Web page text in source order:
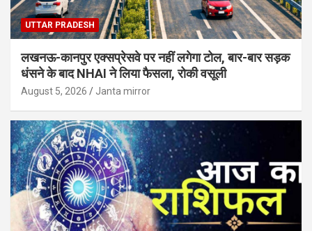
UTTAR PRADESH
लखनऊ-कानपुर एक्सप्रेसवे पर नहीं लगेगा टोल, बार-बार सड़क
धंसने के बाद NHAI ने लिया फैसला, रोकी वसूली
August 5, 2026 Janta mirror